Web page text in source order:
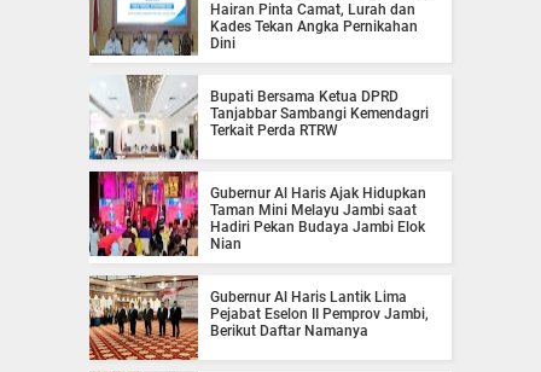
Hairan Pinta Camat, Lurah dan
Kades Tekan Angka Pernikahan
Dini
Bupati Bersama Ketua DPRD
Tanjabbar Sambangi Kemendagri
Terkait Perda RTRW
Gubernur Al Haris Ajak Hidupkan
Taman Mini Melayu Jambi saat
Hadiri Pekan Budaya Jambi Elok
Nian
Gubernur Al Haris Lantik Lima
Pejabat Eselon II Pemprov Jambi,
Berikut Daftar Namanya